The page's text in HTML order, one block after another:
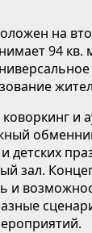
на
94 кв.
и
детских
зал.
и